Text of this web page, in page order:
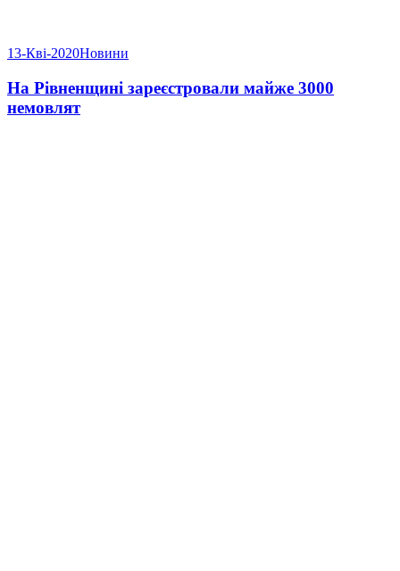
13-Кві-2020Новини
На Рівненщині зареєстровали майже 3000
немовлят